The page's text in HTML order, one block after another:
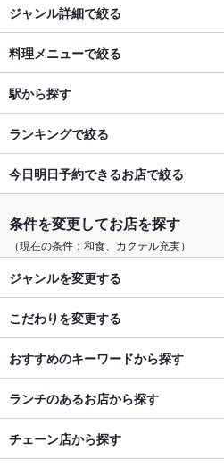
ジャンル詳細で絞る
料理メニューで絞る
駅から探す
ランキングで絞る
今日明日予約できるお店で絞る
条件を変更してお店を探す
（現在の条件：和食、カクテル充実）
ジャンルを変更する
こだわりを変更する
おすすめのキーワードから探す
ランチのあるお店から探す
チェーン店から探す